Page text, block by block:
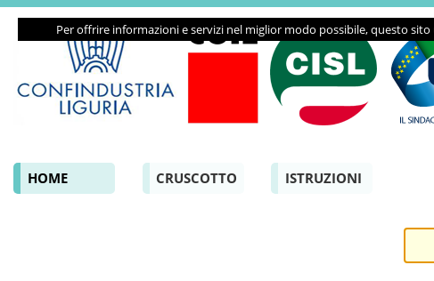
Salta
contenuti.
Salta
alla
navigazione
HOME CRUSCOTTO ISTRUZIONI
Per offrire informazioni e servizi nel miglior modo possibile, questo